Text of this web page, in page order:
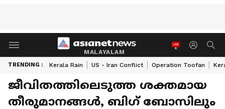
MALAYALAM
TRENDING : Kerala Rain US - Iran Conflict Operation Toofan
ജീവിതത്തിലെടുത്ത ശക്തമായ
തീരുമാനങ്ങള്‍, ബിഗ് ബോസിലും